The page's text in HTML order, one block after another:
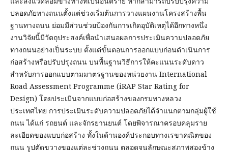
ปลอดภัยทางถนนตั้งแต่ช่วงเริ่มต้นการวางแผนงานโครงสร้างพื้น
ฐานทางถนน ย่อมมีส่วนช่วยป้องกันการเกิดอุบัติเหตุได้อีกทางหนึ่ง
งานวิจัยนี้มีวัตถุประสงค์เพื่อนำเสนอผลการประเมินความปลอดภัย
ทางถนนอย่างเป็นระบบ ตั้งแต่ขั้นตอนการออกแบบก่อนดำเนินการ
ก่อสร้างหรือปรับปรุงถนน บนพื้นฐานวิธีการให้คะแนนระดับดาว
สำหรับการออกแบบตามมาตรฐานของหน่วยงาน International
Road Assessment Programme (iRAP Star Rating for
Design) โดยประเมินจากแบบก่อสร้างของกรมทางหลวง
ประเทศไทย การประเมินระดับความปลอดภัยได้จำแนกตามกลุ่มผู้ใช้
ถนน ได้แก่ รถยนต์ และจักรยานยนต์ โดยพิจารณาครอบคลุมราย
ละเอียดของแบบก่อสร้าง ทั้งในด้านองค์ประกอบทางเรขาคณิตของ
ถนน รูปตัดขวางของแต่ละช่วงถนน ตลอดจนลักษณะสภาพสองข้าง